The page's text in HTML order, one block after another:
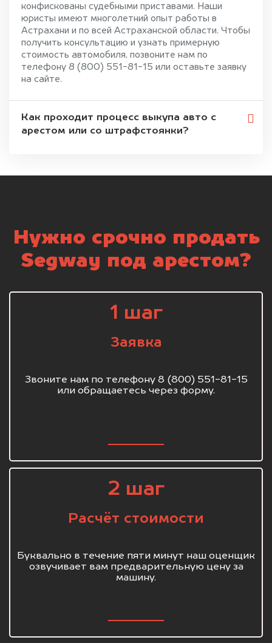
конфискованы судебными приставами. Наши
юристы имеют многолетний опыт работы в
Астрахани и по всей Астраханской области. Чтобы
получить консультацию и узнать примерную
стоимость автомобиля, позвоните нам по
телефону 8 (800) 551-81-15 или оставьте заявку
на сайте.
Как проходит процесс выкупа авто с
арестом или со штрафстоянки?
Нужно срочно продать
Segway под арестом?
1 шаг
Заявка
Звоните нам по телефону 8 (800) 551-81-15
или обращаетесь через форму.
2 шаг
Расчёт стоимости
Буквально в течение пяти минут наш оценщик
озвучивает вам предварительную цену за
машину.